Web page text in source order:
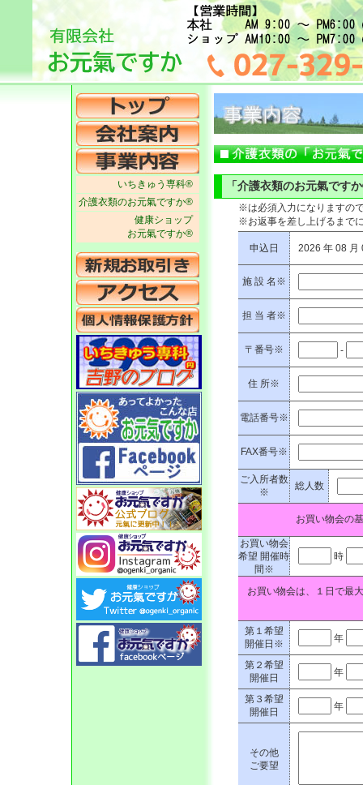
いちきゅう専科®
介護衣類のお元氣ですか®
健康ショップ
お元氣ですか®
「介護衣類のお元氣です
※は必須入力になりますの
※お返事を差し上げるまで
申込日 2026 年 08 月
施 設 名※
担 当 者※
〒番号※ -
住 所※
電話番号※
FAX番号※
ご入所者数
※
総人数
お買い物会の
お買い物会
希望 開催時
間※
時
お買い物会は、１日で最
第１希望
開催日※
年
第２希望
開催日
年
第３希望
開催日
年
その他
ご要望